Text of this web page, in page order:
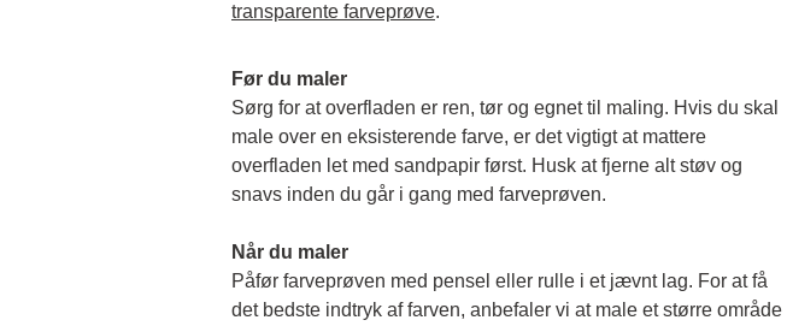
transparente farveprøve.
Før du maler
Sørg for at overfladen er ren, tør og egnet til maling. Hvis du skal
male over en eksisterende farve, er det vigtigt at mattere
overfladen let med sandpapir først. Husk at fjerne alt støv og
snavs inden du går i gang med farveprøven.
Når du maler
Påfør farveprøven med pensel eller rulle i et jævnt lag. For at få
det bedste indtryk af farven, anbefaler vi at male et større område